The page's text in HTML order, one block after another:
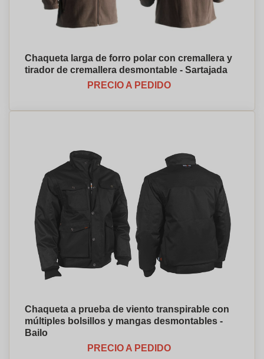
Chaqueta larga de forro polar con cremallera y
tirador de cremallera desmontable - Sartajada
PRECIO A PEDIDO
Chaqueta a prueba de viento transpirable con
múltiples bolsillos y mangas desmontables -
Bailo
PRECIO A PEDIDO